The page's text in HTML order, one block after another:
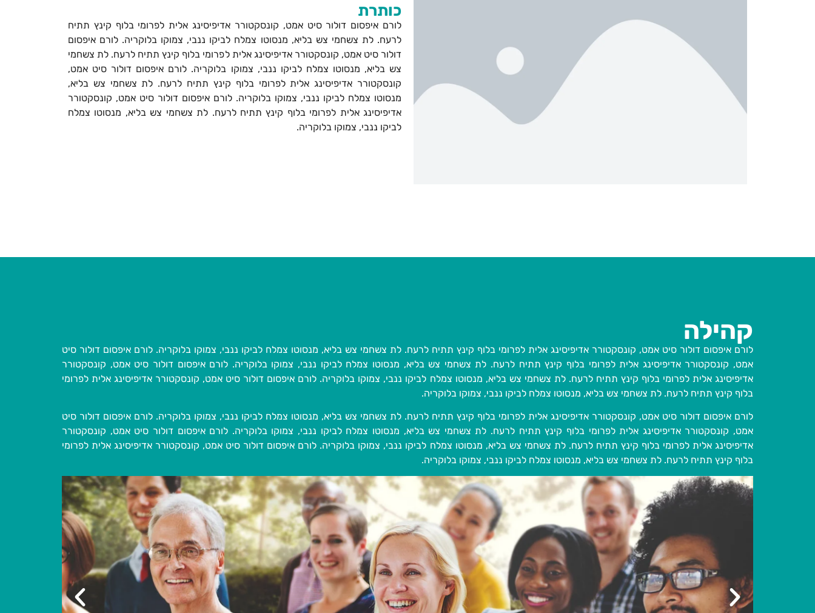
כותרת
לורם איפסום דולור סיט אמט, קונסקטורר אדיפיסינג אלית לפרומי בלוף קינץ תתיח
לרעח. לת צשחמי צש בליא, מנסוטו צמלח לביקו ננבי, צמוקו בלוקריה. לורם איפסום
דולור סיט אמט, קונסקטורר אדיפיסינג אלית לפרומי בלוף קינץ תתיח לרעח. לת צשחמי
צש בליא, מנסוטו צמלח לביקו ננבי, צמוקו בלוקריה. לורם איפסום דולור סיט אמט,
קונסקטורר אדיפיסינג אלית לפרומי בלוף קינץ תתיח לרעח. לת צשחמי צש בליא,
מנסוטו צמלח לביקו ננבי, צמוקו בלוקריה. לורם איפסום דולור סיט אמט, קונסקטורר
אדיפיסינג אלית לפרומי בלוף קינץ תתיח לרעח. לת צשחמי צש בליא, מנסוטו צמלח
לביקו ננבי, צמוקו בלוקריה.
קהילה
לורם איפסום דולור סיט אמט, קונסקטורר אדיפיסינג אלית לפרומי בלוף קינץ תתיח לרעח. לת צשחמי צש בליא, מנסוטו צמלח לביקו ננבי, צמוקו בלוקריה. לורם איפסום דולור סיט
אמט, קונסקטורר אדיפיסינג אלית לפרומי בלוף קינץ תתיח לרעח. לת צשחמי צש בליא, מנסוטו צמלח לביקו ננבי, צמוקו בלוקריה. לורם איפסום דולור סיט אמט, קונסקטורר
אדיפיסינג אלית לפרומי בלוף קינץ תתיח לרעח. לת צשחמי צש בליא, מנסוטו צמלח לביקו ננבי, צמוקו בלוקריה. לורם איפסום דולור סיט אמט, קונסקטורר אדיפיסינג אלית לפרומי
בלוף קינץ תתיח לרעח. לת צשחמי צש בליא, מנסוטו צמלח לביקו ננבי, צמוקו בלוקריה.
לורם איפסום דולור סיט אמט, קונסקטורר אדיפיסינג אלית לפרומי בלוף קינץ תתיח לרעח. לת צשחמי צש בליא, מנסוטו צמלח לביקו ננבי, צמוקו בלוקריה. לורם איפסום דולור סיט
אמט, קונסקטורר אדיפיסינג אלית לפרומי בלוף קינץ תתיח לרעח. לת צשחמי צש בליא, מנסוטו צמלח לביקו ננבי, צמוקו בלוקריה. לורם איפסום דולור סיט אמט, קונסקטורר
אדיפיסינג אלית לפרומי בלוף קינץ תתיח לרעח. לת צשחמי צש בליא, מנסוטו צמלח לביקו ננבי, צמוקו בלוקריה. לורם איפסום דולור סיט אמט, קונסקטורר אדיפיסינג אלית לפרומי
בלוף קינץ תתיח לרעח. לת צשחמי צש בליא, מנסוטו צמלח לביקו ננבי, צמוקו בלוקריה.
כותרת שקופית 2